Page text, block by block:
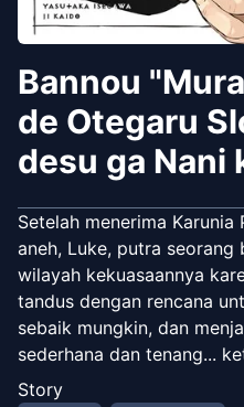
Bannou
de Otegaru
desu ga Nani
Setelah menerima Karunia
aneh, Luke, putra seorang
wilayah kekuasaannya
tandus dengan rencana
sebaik mungkin, dan
sederhana dan tenang...
misteriusnya aktif!
Story